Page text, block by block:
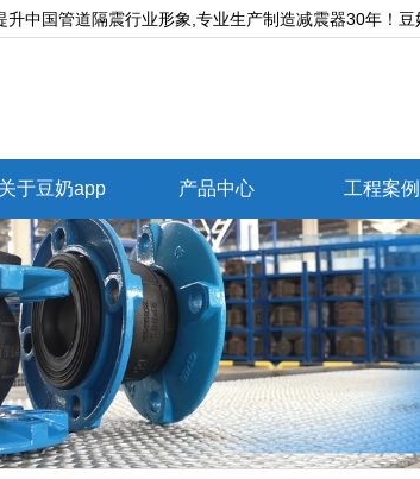
中国管道隔震行业形象,专业生产制造减震器30年！豆奶
关于豆奶app 产品中心 工程案例